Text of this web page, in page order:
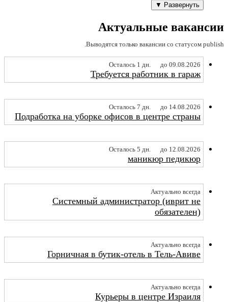
Развернуть ▼
Актуальные вакансии
Выводятся только вакансии со статусом publish.
Осталось 1 дн. до 09.08.2026
Требуется работник в гараж
Осталось 7 дн. до 14.08.2026
Подработка на уборке офисов в центре страны
Осталось 5 дн. до 12.08.2026
маникюр педикюр
Актуально всегда
Системный администратор (иврит не
обязателен)
Актуально всегда
Горничная в бутик-отель в Тель-Авиве
Актуально всегда
Курьеры в центре Израиля